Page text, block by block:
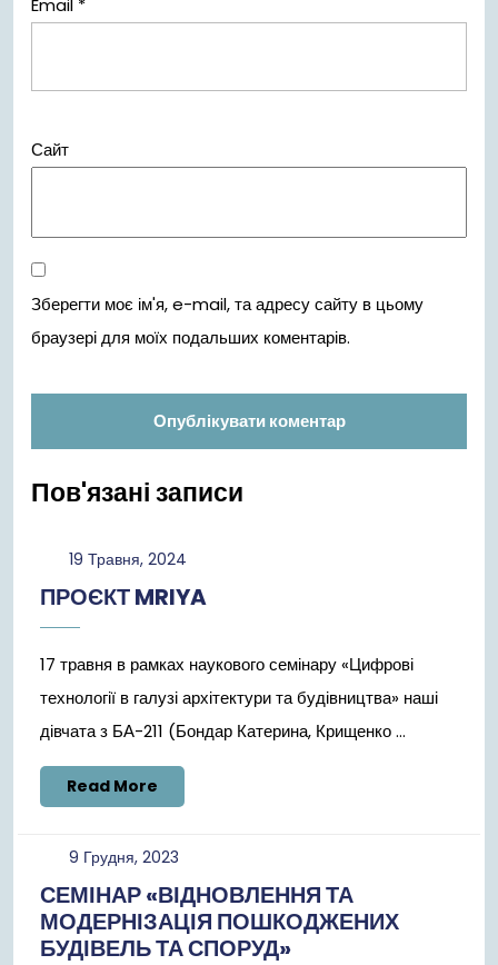
Email *
Сайт
Зберегти моє ім'я, e-mail, та адресу сайту в цьому
браузері для моїх подальших коментарів.
Пов'язані записи
19 Травня, 2024
2024
ПРОЄКТ MRIYA
17 травня в рамках наукового семінару «Цифрові
технології в галузі архітектури та будівництва» наші
дівчата з БА-211 (Бондар Катерина, Крищенко ...
Read More
More
9 Грудня, 20239
2023
СЕМІНАР «ВІДНОВЛЕННЯ ТА
МОДЕРНІЗАЦІЯ ПОШКОДЖЕНИХ
БУДІВЕЛЬ ТА СПОРУД»